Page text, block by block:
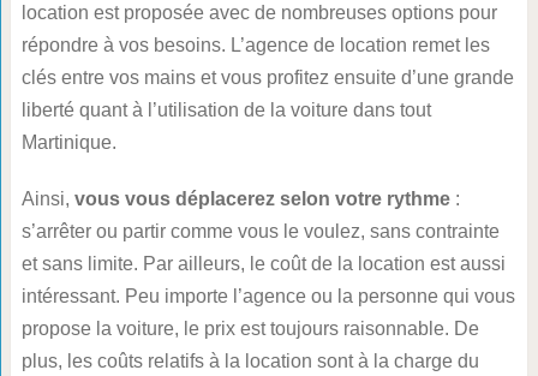
location est proposée avec de nombreuses options pour
répondre à vos besoins. L’agence de location remet les
clés entre vos mains et vous profitez ensuite d’une grande
liberté quant à l’utilisation de la voiture dans tout
Martinique.
Ainsi, vous vous déplacerez selon votre rythme:
s’arrêter ou partir comme vous le voulez, sans contrainte
et sans limite. Par ailleurs, le coût de la location est aussi
intéressant. Peu importe l’agence ou la personne qui vous
propose la voiture, le prix est toujours raisonnable. De
plus, les coûts relatifs à la location sont à la charge du